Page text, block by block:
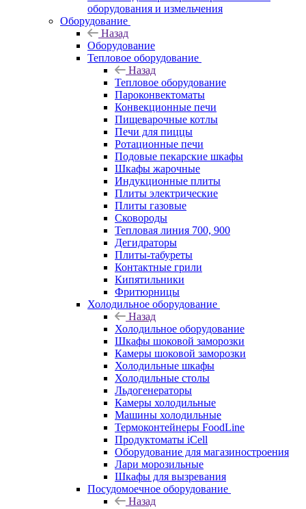
оборудования и измельчения
Оборудование
Назад
Оборудование
Тепловое оборудование
Назад
Тепловое оборудование
Пароконвектоматы
Конвекционные печи
Пищеварочные котлы
Печи для пиццы
Ротационные печи
Подовые пекарские шкафы
Шкафы жарочные
Индукционные плиты
Плиты электрические
Плиты газовые
Сковороды
Тепловая линия 700, 900
Дегидраторы
Плиты-табуреты
Контактные грили
Кипятильники
Фритюрницы
Холодильное оборудование
Назад
Холодильное оборудование
Шкафы шоковой заморозки
Камеры шоковой заморозки
Холодильные шкафы
Холодильные столы
Льдогенераторы
Камеры холодильные
Машины холодильные
Термоконтейнеры FoodLine
Продуктоматы iCell
Оборудование для магазиностроения
Лари морозильные
Шкафы для вызревания
Посудомоечное оборудование
Назад